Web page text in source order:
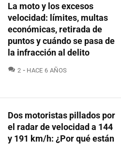
La moto y los excesos
velocidad: límites, multas
económicas, retirada de
puntos y cuándo se pasa de
la infracción al delito
2 COMENTARIOS
HACE 6 AÑOS
Dos motoristas pillados por
el radar de velocidad a 144
y 191 km/h: ¿Por qué están